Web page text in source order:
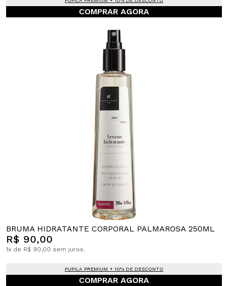
COMPRAR AGORA
BRUMA HIDRATANTE CORPORAL PALMAROSA 250ML
R$ 90,00
1x de R$ 90,00 sem juros.
PUPILA PREMIUM + 10% DE DESCONTO
COMPRAR AGORA